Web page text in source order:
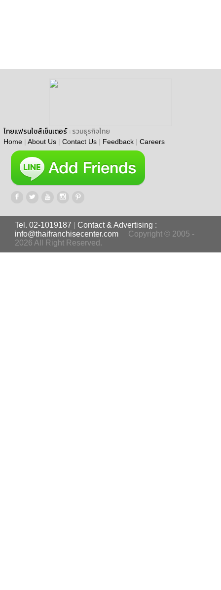
ไทยแฟรนไชส์เซ็นเตอร์ : รวมธุรกิจไทย
Home | About Us | Contact Us | Feedback | Careers
Tel. 02-1019187
Contact & Advertising :
info@thaifranchisecenter.com
Copyright © 2005 -
2026 All Right Reserved.